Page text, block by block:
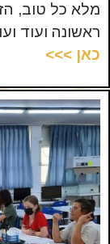
מלא כל טוב,
ראשונה ועוד
כאן >>>